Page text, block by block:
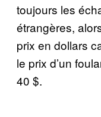
toujours les
étrangères,
prix en dollars
le prix d’un
40 $.